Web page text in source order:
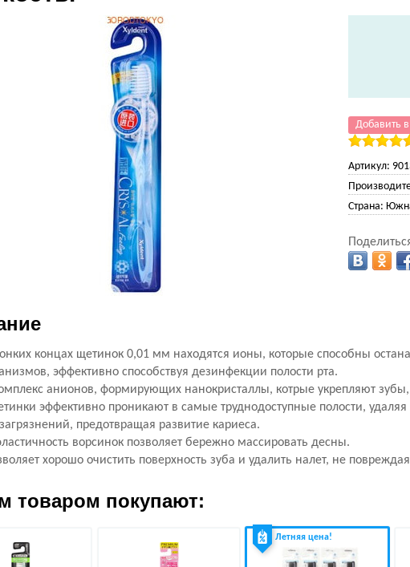
Добавить
Артикул:
Страна:
концах щетинок 0,01 мм находятся ионы, которые способны
эффективно способствуя дезинфекции полости рта.
анионов, формирующих нанокристаллы, котрые укрепляют зубы,
эффективно проникают в самые труднодоступные полости,
предотвращая развитие кариеса.
ворсинок позволяет бережно массировать десны.
хорошо очистить поверхность зуба и удалить налет, не
товаром покупают:
Летняя цена!